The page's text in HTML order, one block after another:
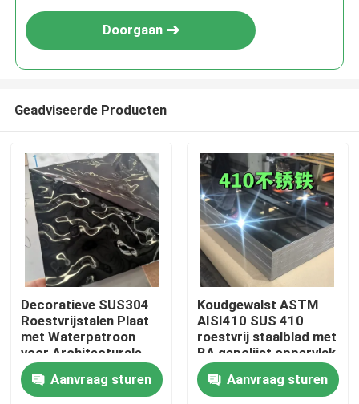
Doorgaan
Geadviseerde Producten
Decoratieve SUS304
Roestvrijstalen Plaat
met Waterpatroon
voor Architecturale
Buitenruimtes
Aanvraag sturen
Koudgewalst ASTM
AISI410 SUS 410
roestvrij staalblad met
BA gepolijst oppervlak
0,8 * 1220 * 2440
Aanvraag sturen